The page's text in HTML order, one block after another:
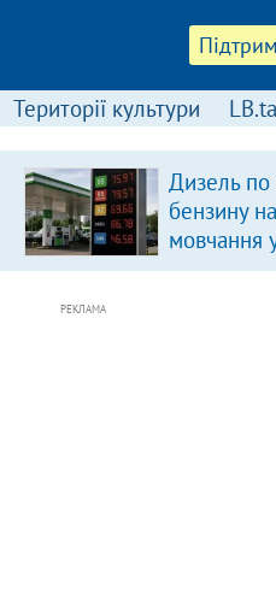
Території культури
Дизель по
бензину
мовчання
цінами на
РЕКЛАМА